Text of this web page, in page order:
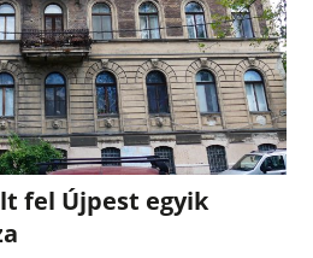
fel Újpest egyik